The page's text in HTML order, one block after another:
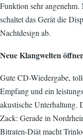
Funktion sehr
schaltet das Gerät die
Nachtdesign ab.
Neue Klangwelten
Gute CD-Wiedergabe,
Empfang und ein
akustische Unterhaltung.
Zack: Gerade in
Bitraten-Diät macht